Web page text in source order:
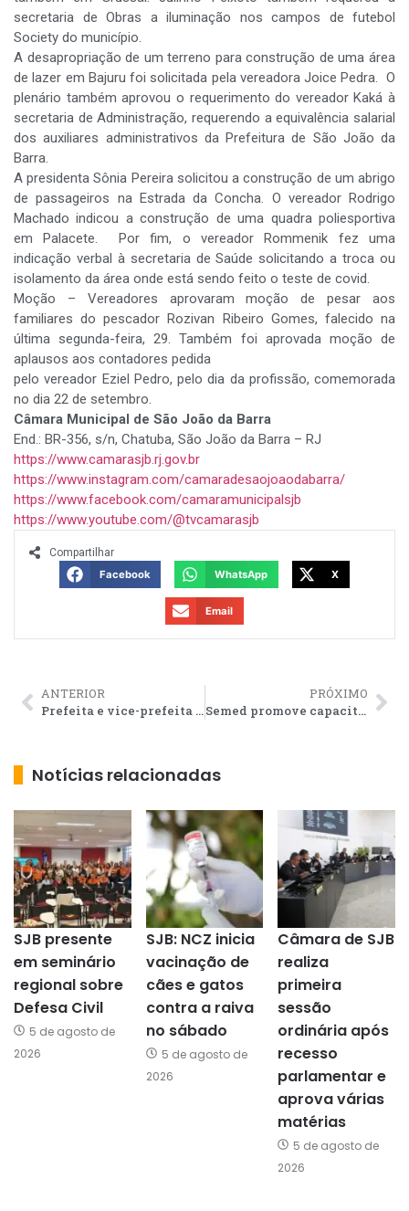
secretaria de Obras a iluminação nos campos de futebol
Society do município.
A desapropriação de um terreno para construção de uma área
de lazer em Bajuru foi solicitada pela vereadora Joice Pedra. O
plenário também aprovou o requerimento do vereador Kaká à
secretaria de Administração, requerendo a equivalência salarial
dos auxiliares administrativos da Prefeitura de São João da
Barra.
A presidenta Sônia Pereira solicitou a construção de um abrigo
de passageiros na Estrada da Concha. O vereador Rodrigo
Machado indicou a construção de uma quadra poliesportiva
em Palacete. Por fim, o vereador Rommenik fez uma
indicação verbal à secretaria de Saúde solicitando a troca ou
isolamento da área onde está sendo feito o teste de covid.
Moção – Vereadores aprovaram moção de pesar aos
familiares do pescador Rozivan Ribeiro Gomes, falecido na
última segunda-feira, 29. Também foi aprovada moção de
aplausos aos contadores pedida
pelo vereador Eziel Pedro, pelo dia da profissão, comemorada
no dia 22 de setembro.
Câmara Municipal de São João da Barra
End.: BR-356, s/n, Chatuba, São João da Barra – RJ
https://www.camarasjb.rj.gov.br
https://www.instagram.com/camaradesaojoaodabarra/
https://www.facebook.com/camaramunicipalsjb
https://www.youtube.com/@tvcamarasjb
Compartilhar
Facebook
WhatsApp X
Email
ANTERIOR
Prefeita e vice-prefeita mirins de SJB vivem ao lado de Caputi um dia de chefe do Executivo
PRÓXIMO
Semed promove capacitação para profissionais da rede
Notícias relacionadas
SJB presente
em seminário
regional sobre
Defesa Civil
5 de agosto de
2026
SJB: NCZ inicia
vacinação de
cães e gatos
contra a raiva
no sábado
5 de agosto de
2026
Câmara de SJB
realiza
primeira
sessão
ordinária após
recesso
parlamentar e
aprova várias
matérias
5 de agosto de
2026